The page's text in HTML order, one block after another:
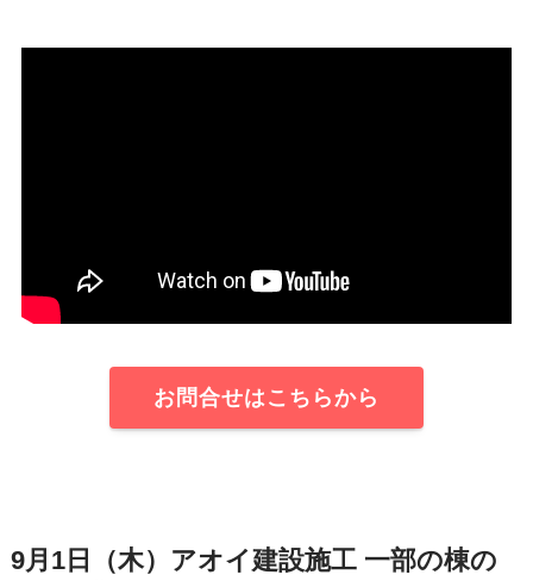
お問合せはこちらから
9月1日（木）アオイ建設施工 一部の棟の